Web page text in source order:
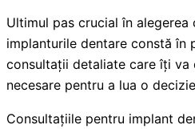
Ultimul pas crucial în
implanturile dentare constă în
consultații detaliate care îți
necesare pentru a lua o
Consultațiile pentru implant